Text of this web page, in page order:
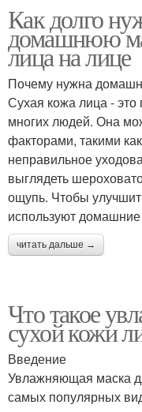
Как долго
домашнюю
лица на лице
Почему нужна
Сухая кожа лица - это
многих людей. Она
факторами, такими
неправильное
выглядеть
ощупь. Чтобы
используют
читать дальше →
Что такое
сухой кожи
Введение
Увлажняющая маска
самых популярных